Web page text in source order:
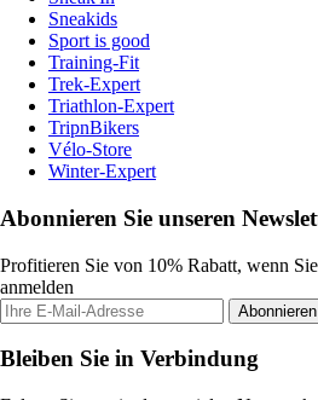
Sneakids
Sport is good
Training-Fit
Trek-Expert
Triathlon-Expert
TripnBikers
Vélo-Store
Winter-Expert
Abonnieren Sie unseren
Profitieren Sie von 10% Rabatt, wenn
anmelden
Abonnieren
Bleiben Sie in Verbindung